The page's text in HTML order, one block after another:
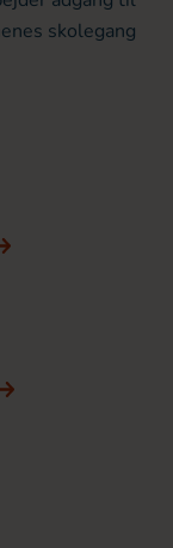
skolegang